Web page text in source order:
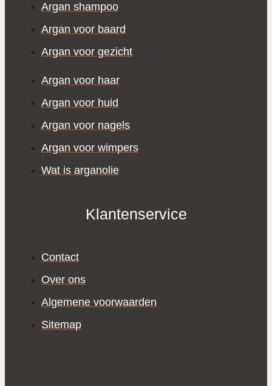
Argan shampoo
Argan voor baard
Argan voor gezicht
Argan voor haar
Argan voor huid
Argan voor nagels
Argan voor wimpers
Wat is arganolie
Klantenservice
Contact
Over ons
Algemene voorwaarden
Sitemap